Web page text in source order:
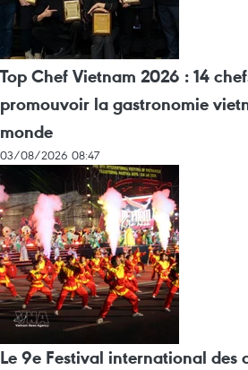
Top Chef Vietnam 2026 : 14
promouvoir la gastronomie
monde
03/08/2026 08:47
Le 9e Festival international des